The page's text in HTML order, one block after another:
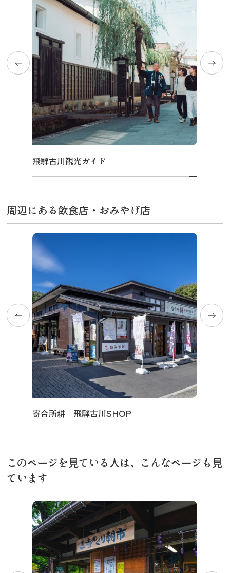
飛騨古川観光ガイド
周辺にある飲食店・おみやげ店
寄合所耕 飛騨古川SHOP
このページを見ている人は、こんなページも見
ています